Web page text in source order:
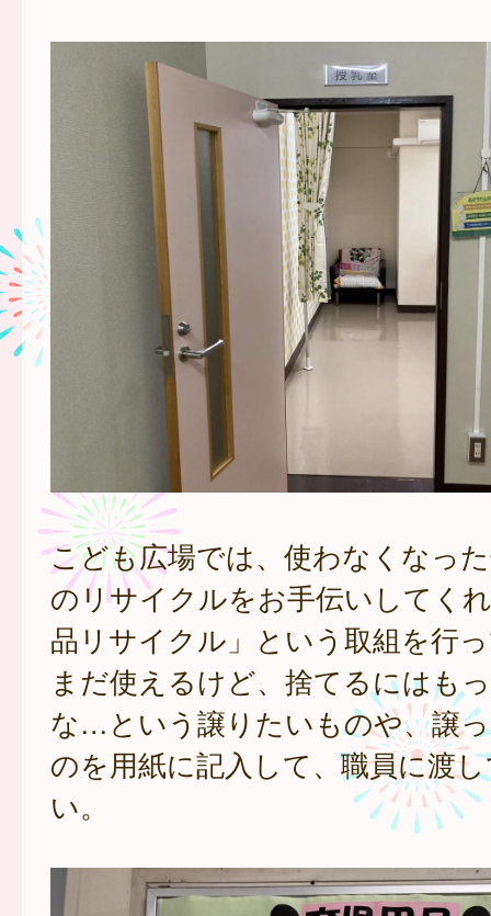
こども広場では、使わなくなっ
のリサイクルをお手伝いしてく
品リサイクル」という取組を行
まだ使えるけど、捨てるにはも
な…という譲りたいものや、譲
のを用紙に記入して、職員に渡
い。